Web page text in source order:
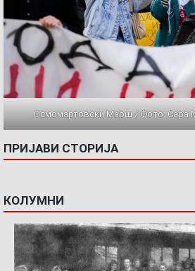
Осмомартовски Марш / Фото: Сара
ПРИЈАВИ СТОРИЈА
КОЛУМНИ